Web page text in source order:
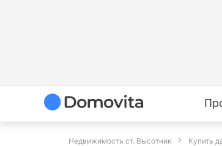
Недвижимость ст. Высотник Купить